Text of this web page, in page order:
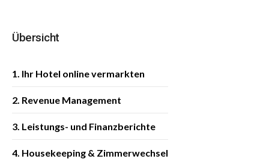
Übersicht
1. Ihr Hotel online vermarkten
2. Revenue Management
3. Leistungs- und Finanzberichte
4. Housekeeping & Zimmerwechsel